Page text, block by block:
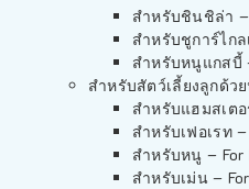
สำหรับชินชิล่า
สำหรับชูการ์ไก
สำหรับหนูแกสบี้
สำหรับสัตว์เลี้ยงลูกด้ว
สำหรับแฮมสเต
สำหรับเฟอเรท
สำหรับหนู – For
สำหรับเม่น –